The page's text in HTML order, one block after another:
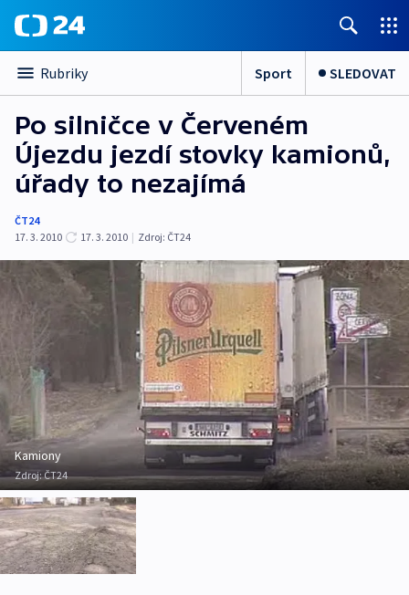
Rubriky Sport SLEDOVAT
Po silničce v Červeném
Újezdu jezdí stovky kamionů,
úřady to nezajímá
ČT24
17. 3. 2010
17. 3. 2010 | Zdroj: ČT24
Kamiony
Zdroj:ČT24